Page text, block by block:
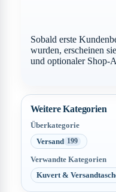
Sobald erste
wurden, erscheinen
und optionaler Shop-
Weitere Kategorien
Überkategorie
Versand 199
Verwandte Kategorien
Kuvert &